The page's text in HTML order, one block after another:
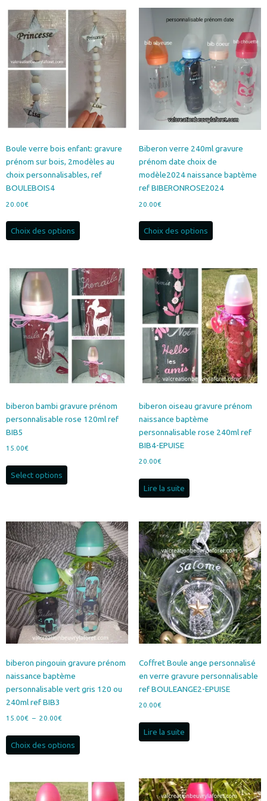
Boule verre bois enfant: gravure
prénom sur bois, 2modèles au
choix personnalisables, ref
BOULEBOIS4
20.00€
Choix des options
variations.
Les
options
peuvent
être
choisies
sur
la
page
produit
Biberon verre 240ml gravure
prénom date choix de
modèle2024 naissance baptème
ref BIBERONROSE2024
20.00€
Choix des options
Ce
variations.
Les
options
peuvent
être
choisies
sur
la
page
produit
biberon bambi gravure prénom
personnalisable rose 120ml ref
BIB5
15.00€
Select options
biberon oiseau gravure prénom
naissance baptème
personnalisable rose 240ml ref
BIB4-EPUISE
20.00€
Lire la suite
biberon pingouin gravure prénom
naissance baptème
personnalisable vert gris 120 ou
240ml ref BIB3
15.00€ – 20.00€
15.00€
Choix des options
variations.
Les
Coffret Boule ange personnalisé
en verre gravure personnalisable
ref BOULEANGE2-EPUISE
20.00€
Lire la suite